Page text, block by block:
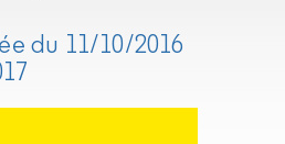
du 11/10/2016